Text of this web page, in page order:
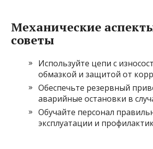
Механические
советы
Используйте цепи с
обмазкой и защитой от
Обеспечьте резервный
аварийные остановки в
Обучайте персонал
эксплуатации и